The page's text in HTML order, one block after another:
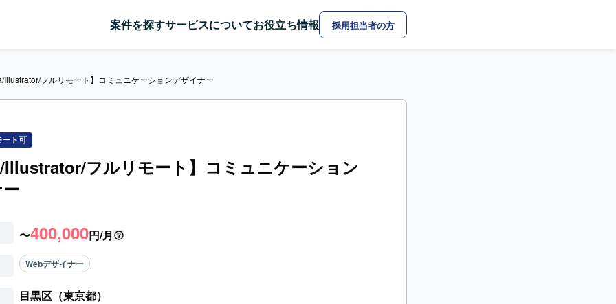
案件を探すサービスについてお役立ち情報 採用担当者の方
Illustrator/フルリモート】コミュニケーションデザイナー
ト可
フルリモート】コミュニケーション
〜400,000円/月
Webデザイナー
目黒区（東京都）